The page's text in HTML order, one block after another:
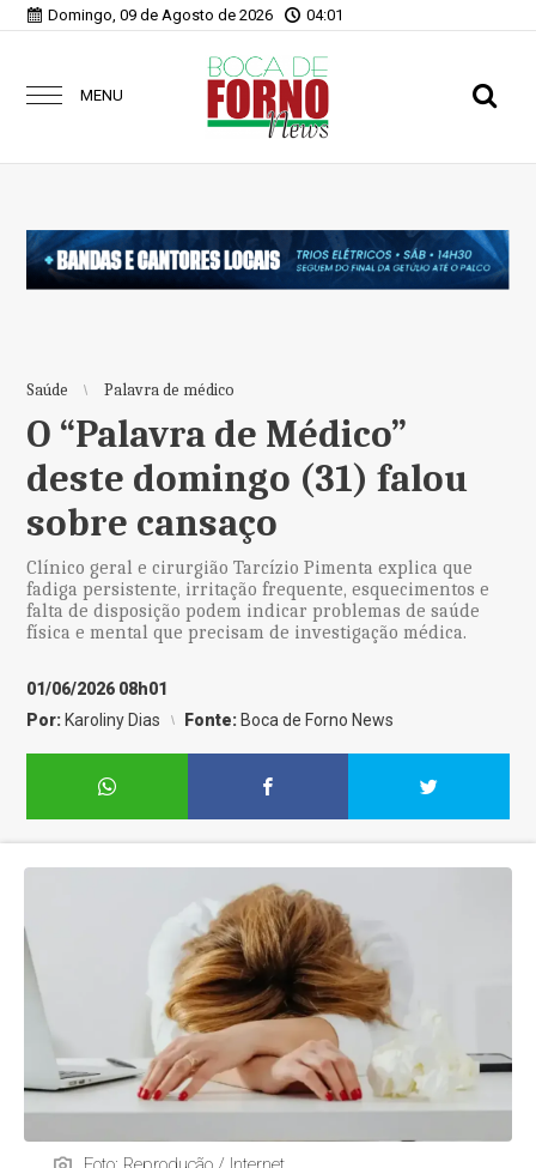
Domingo, 09 de Agosto de 2026 04:01
MENU
Saúde Palavra de médico
O “Palavra de Médico”
deste domingo (31) falou
sobre cansaço
Clínico geral e cirurgião Tarcízio Pimenta explica que
fadiga persistente, irritação frequente, esquecimentos e
falta de disposição podem indicar problemas de saúde
física e mental que precisam de investigação médica.
01/06/2026 08h01
Por: Karoliny Dias Fonte: Boca de Forno News